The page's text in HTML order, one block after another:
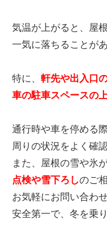
気温が上がると、屋
一気に落ちることがあ
特に、 軒先や出入口の
車の駐車スペースの上
通行時や車を停める際
周りの状況をよく確
また、屋根の雪や氷
点検や雪下ろしのご
お気軽にお問い合わ
安全第一で、冬を乗